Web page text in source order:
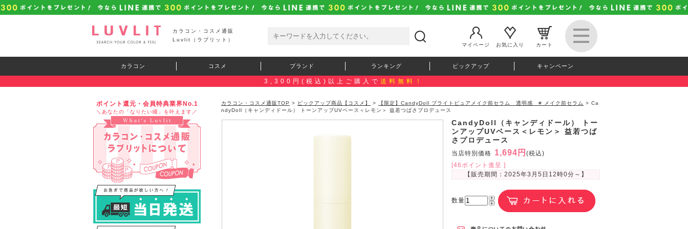
カラコン・コスメ通販
Luvlit（ラブリット）
マイページ
お気に入り カート
カラコン コスメ ブランド ランキング ピックアップ キャンペーン
3,300円(税込)以上ご購入で 送料無料！
ポイント還元・会員特典業界No.1
＼あなたの「なりたい瞳」を叶えます／
カラコン・コスメ通販TOP > ピックアップ商品【コスメ】 > 【限定】CandyDoll ブライトピュアメイク前セラム 透明感 # メイク前セラム > Ca
ndyDoll（キャンディドール） トーンアップUVベース＜レモン＞ 益若つばさプロデュース
CandyDoll（キャンディドール） トー
ンアップUVベース＜レモン＞ 益若つば
さプロデュース
当店特別価格 1,694円 (税込)
[46ポイント進呈 ]
【販売期間： 2025年3月5日12時0分 ～】
数量